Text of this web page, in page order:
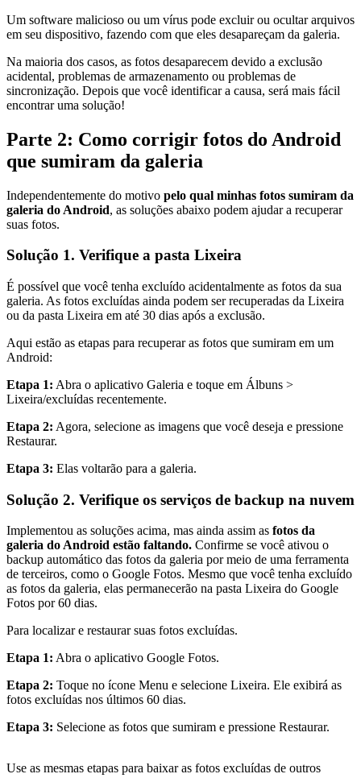
Um software malicioso ou um vírus pode excluir ou ocultar arquivos
em seu dispositivo, fazendo com que eles desapareçam da galeria.
Na maioria dos casos, as fotos desaparecem devido a exclusão
acidental, problemas de armazenamento ou problemas de
sincronização. Depois que você identificar a causa, será mais fácil
encontrar uma solução!
Parte 2: Como corrigir fotos do Android
que sumiram da galeria
Independentemente do motivo pelo qual minhas fotos sumiram da
galeria do Android, as soluções abaixo podem ajudar a recuperar
suas fotos.
Solução 1. Verifique a pasta Lixeira
É possível que você tenha excluído acidentalmente as fotos da sua
galeria. As fotos excluídas ainda podem ser recuperadas da Lixeira
ou da pasta Lixeira em até 30 dias após a exclusão.
Aqui estão as etapas para recuperar as fotos que sumiram em um
Android:
Etapa 1: Abra o aplicativo Galeria e toque em Álbuns >
Lixeira/excluídas recentemente.
Etapa 2: Agora, selecione as imagens que você deseja e pressione
Restaurar.
Etapa 3: Elas voltarão para a galeria.
Solução 2. Verifique os serviços de backup na nuvem
Implementou as soluções acima, mas ainda assim as fotos da
galeria do Android estão faltando. Confirme se você ativou o
backup automático das fotos da galeria por meio de uma ferramenta
de terceiros, como o Google Fotos. Mesmo que você tenha excluído
as fotos da galeria, elas permanecerão na pasta Lixeira do Google
Fotos por 60 dias.
Para localizar e restaurar suas fotos excluídas.
Etapa 1: Abra o aplicativo Google Fotos.
Etapa 2: Toque no ícone Menu e selecione Lixeira. Ele exibirá as
fotos excluídas nos últimos 60 dias.
Etapa 3: Selecione as fotos que sumiram e pressione Restaurar.
Use as mesmas etapas para baixar as fotos excluídas de outros